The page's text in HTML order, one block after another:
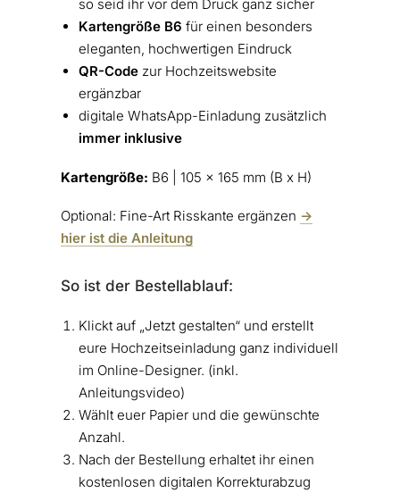
so seid ihr vor dem Druck ganz sicher
Kartengröße B6 für einen besonders
eleganten, hochwertigen Eindruck
QR-Codezur Hochzeitswebsite
ergänzbar
digitale WhatsApp-Einladung zusätzlich
immer inklusive
Kartengröße: B6 | 105 x 165 mm (B x H)
Optional: Fine-Art Risskante ergänzen ->
hier ist die Anleitung
So ist der Bestellablauf:
Klickt auf „Jetzt gestalten“ und erstellt
eure Hochzeitseinladung ganz individuell
im Online-Designer. (inkl.
Anleitungsvideo)
Wählt euer Papier und die gewünschte
Anzahl.
Nach der Bestellung erhaltet ihr einen
kostenlosen digitalen Korrekturabzug